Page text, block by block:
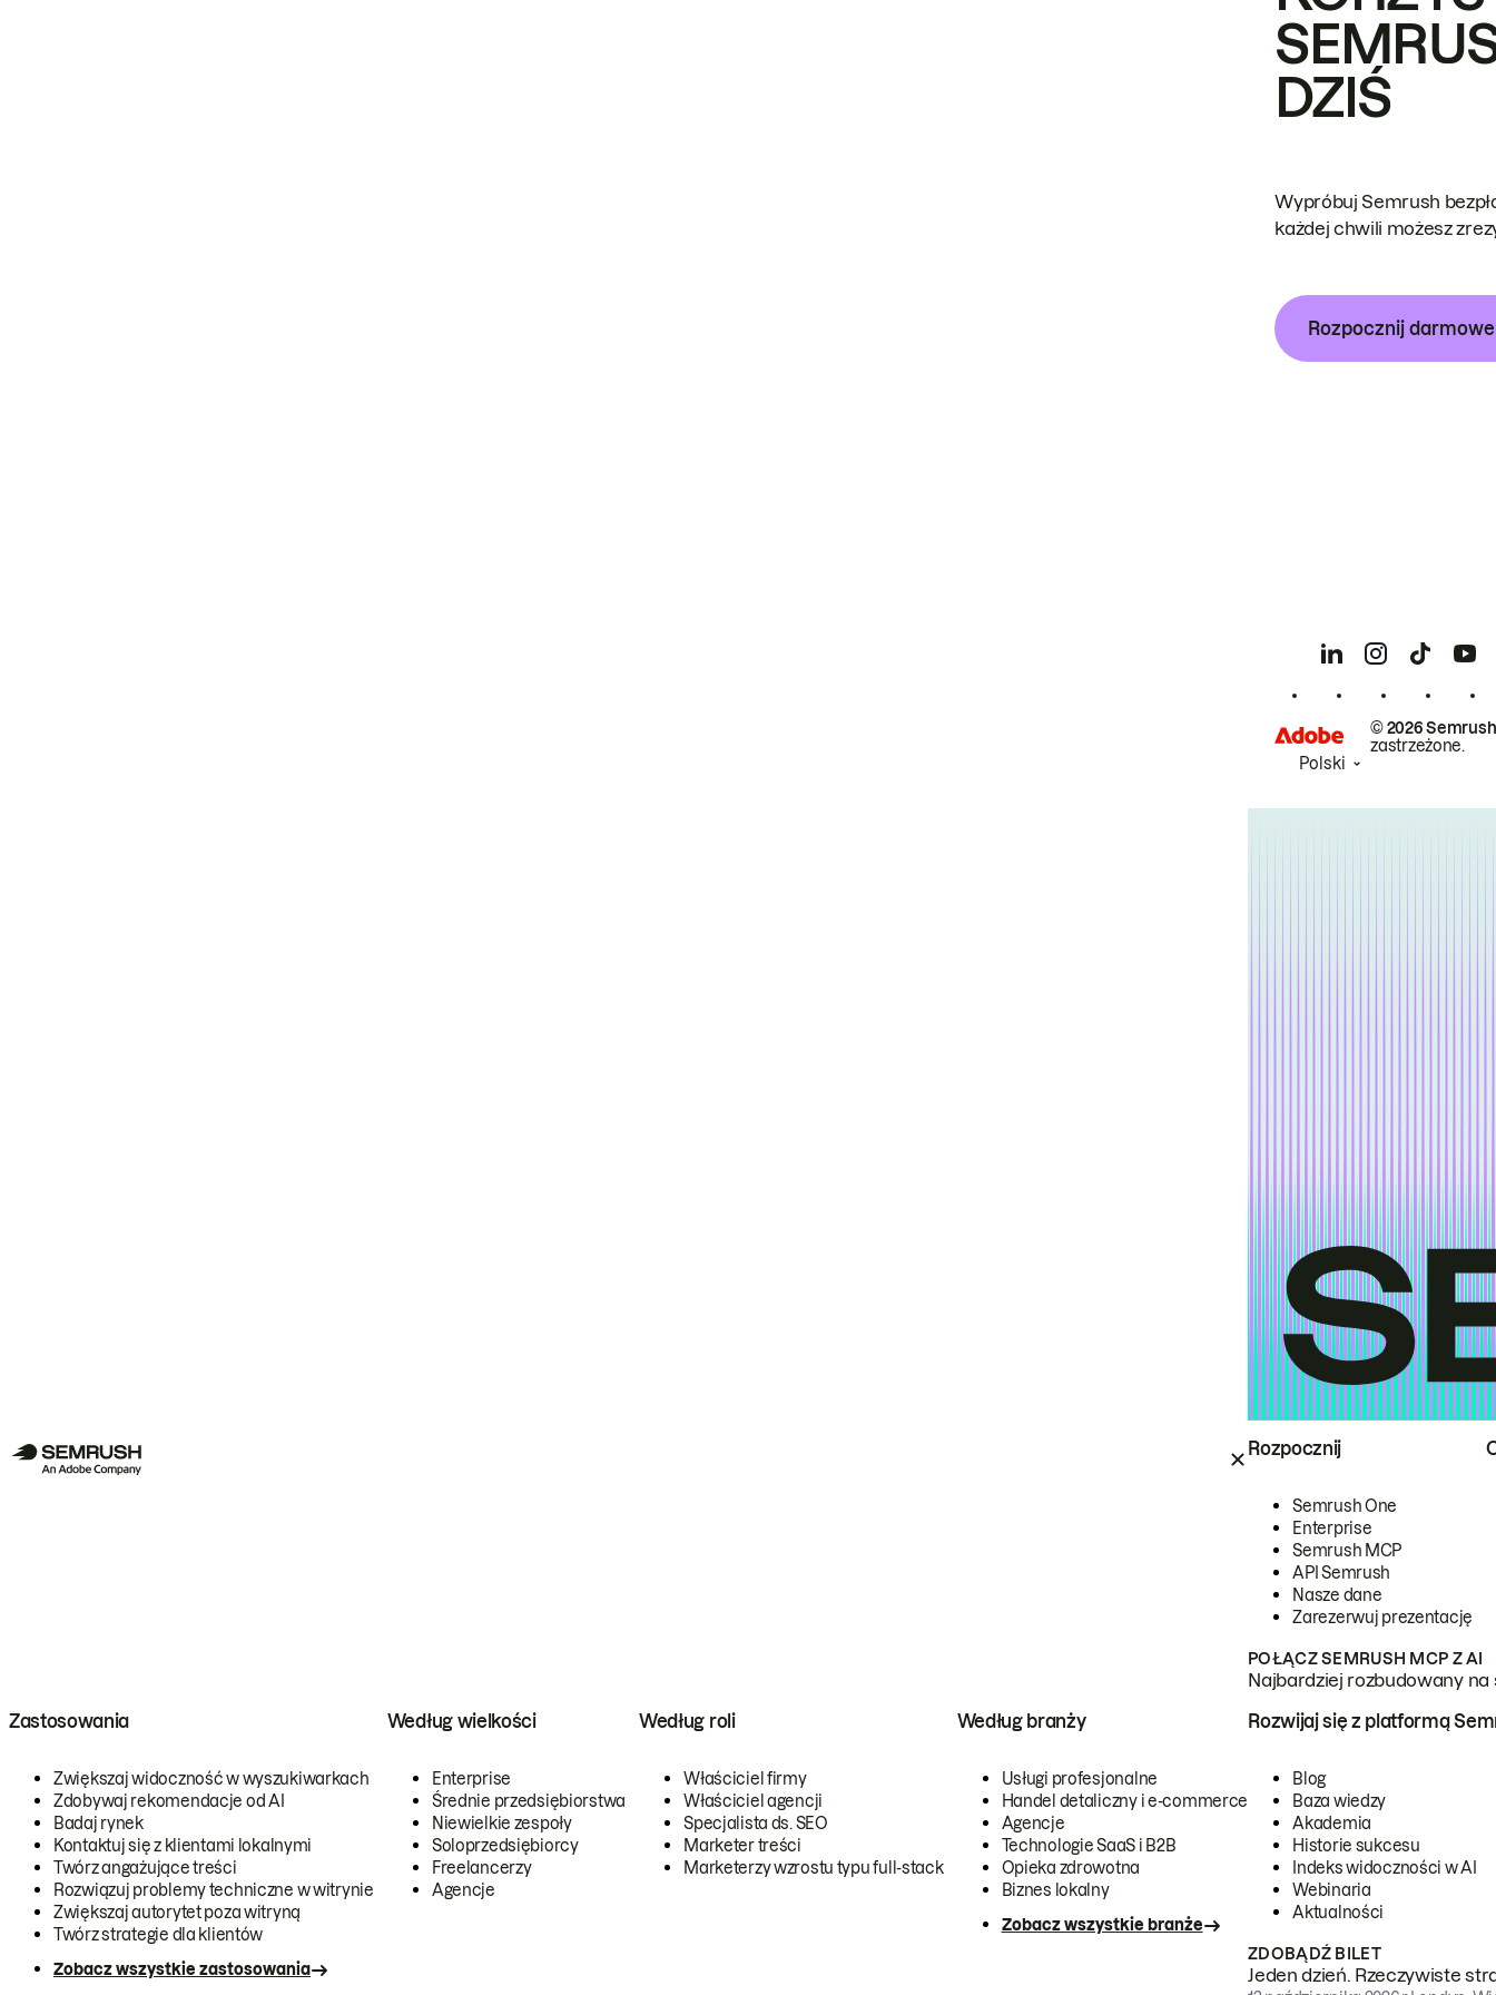
Rozpocznij
Semrush One
Enterprise
Semrush MCP
API Semrush
Nasze dane
Zarezerwuj prezentację
POŁĄCZ SEMRUSH MCP Z AI
Najbardziej rozbudowany
Zastosowania
Zwiększaj widoczność w wyszukiwarkach
Zdobywaj rekomendacje od AI
Badaj rynek
Kontaktuj się z klientami lokalnymi
Twórz angażujące treści
Rozwiązuj problemy techniczne w witrynie
Zwiększaj autorytet poza witryną
Twórz strategie dla klientów
Zobacz wszystkie zastosowania
Według wielkości
Enterprise
Średnie przedsiębiorstwa
Niewielkie zespoły
Soloprzedsiębiorcy
Freelancerzy
Agencje
Według roli
Właściciel firmy
Właściciel agencji
Specjalista ds. SEO
Marketer treści
Marketerzy wzrostu typu full-stack
Według branży
Usługi profesjonalne
Handel detaliczny i e-commerce
Agencje
Technologie SaaS i B2B
Opieka zdrowotna
Biznes lokalny
Zobacz wszystkie branże
Rozwijaj się z platformą
Blog
Baza wiedzy
Akademia
Historie sukcesu
Indeks widoczności w AI
Webinaria
Aktualności
ZDOBĄDŹ BILET
Jeden dzień. Rzeczywiste
DZIŚ
Wypróbuj Semrush
każdej chwili możesz
Rozpocznij
© 2026
zastrzeżone.
Polski